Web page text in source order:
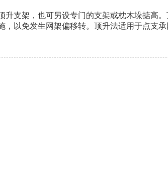
升支架，也可另设专门的支架或枕木垛掂高
，以免发生网架偏移转。顶升法适用于点支